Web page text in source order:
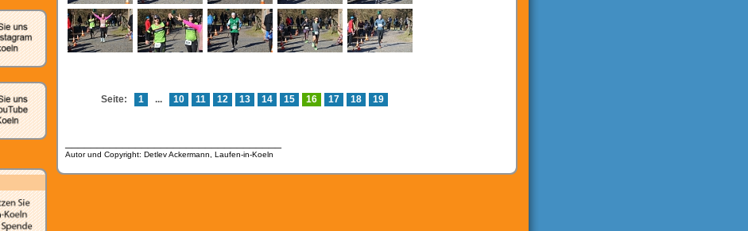
Seite: 1 ... 10 11 12 13 14 15 16 17 18 19
Autor und Copyright: Detlev Ackermann, Laufen-in-Koeln